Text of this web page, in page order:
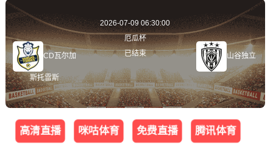
CD瓦尔加
斯托雷斯
2026-07-09 06:30:00
厄瓜杯
已结束
山谷独立
高清直播 咪咕体育 免费直播 腾讯体育